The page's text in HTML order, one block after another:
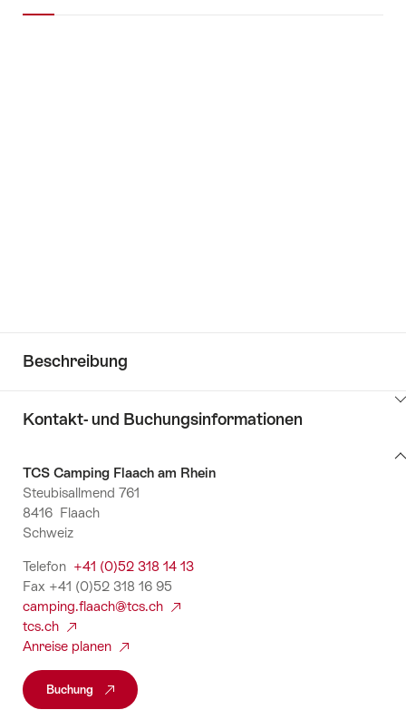
Beschreibung
Sie
um
Inhalte
zu
Informationen
anzuzeigen
Kontakt- und Buchungsinformationen
Kontakt-
und
Buchungsinformationen
TCS Camping Flaach am Rhein
Steubisallmend 761
8416 Flaach
Schweiz
Telefon +41 (0)52 318 14 13
Fax +41 (0)52 318 16 95
camping.flaach@tcs.ch
tcs.ch
Anreise planen
Buchung